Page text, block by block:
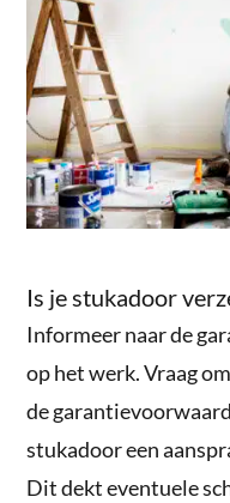
Is je stukadoor
Informeer naar de
op het werk. Vraag
de
stukadoor een
Dit dekt eventuele